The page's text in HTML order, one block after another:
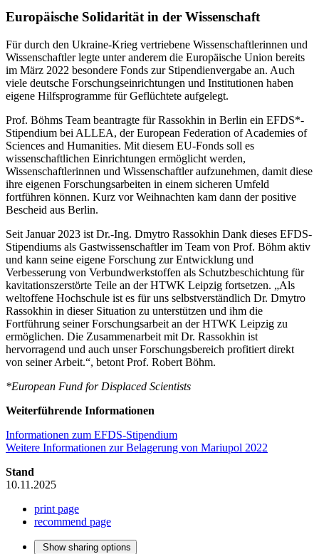
Europäische Solidarität in der Wissenschaft
Für durch den Ukraine-Krieg vertriebene Wissenschaftlerinnen und
Wissenschaftler legte unter anderem die Europäische Union bereits
im März 2022 besondere Fonds zur Stipendienvergabe an. Auch
viele deutsche Forschungseinrichtungen und Institutionen haben
eigene Hilfsprogramme für Geflüchtete aufgelegt.
Prof. Böhms Team beantragte für Rassokhin in Berlin ein EFDS*-
Stipendium bei ALLEA, der European Federation of Academies of
Sciences and Humanities. Mit diesem EU-Fonds soll es
wissenschaftlichen Einrichtungen ermöglicht werden,
Wissenschaftlerinnen und Wissenschaftler aufzunehmen, damit diese
ihre eigenen Forschungsarbeiten in einem sicheren Umfeld
fortführen können. Kurz vor Weihnachten kam dann der positive
Bescheid aus Berlin.
Seit Januar 2023 ist Dr.-Ing. Dmytro Rassokhin Dank dieses EFDS-
Stipendiums als Gastwissenschaftler im Team von Prof. Böhm aktiv
und kann seine eigene Forschung zur Entwicklung und
Verbesserung von Verbundwerkstoffen als Schutzbeschichtung für
kavitationszerstörte Teile an der HTWK Leipzig fortsetzen. „Als
weltoffene Hochschule ist es für uns selbstverständlich Dr. Dmytro
Rassokhin in dieser Situation zu unterstützen und ihm die
Fortführung seiner Forschungsarbeit an der HTWK Leipzig zu
ermöglichen. Die Zusammenarbeit mit Dr. Rassokhin ist
hervorragend und auch unser Forschungsbereich profitiert direkt
von seiner Arbeit.“, betont Prof. Robert Böhm.
*European Fund for Displaced Scientists
Weiterführende Informationen
Informationen zum EFDS-Stipendium
Weitere Informationen zur Belagerung von Mariupol 2022
Stand
10.11.2025
print page
recommend page
Show sharing options